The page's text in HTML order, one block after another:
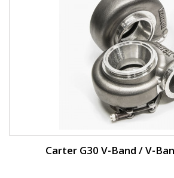
Carter G30 V-Band / V-